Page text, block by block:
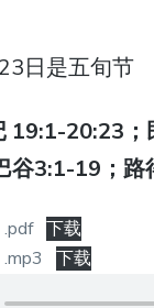
日是五旬节
19:1-20:23
谷3:1-19；
下载
下载